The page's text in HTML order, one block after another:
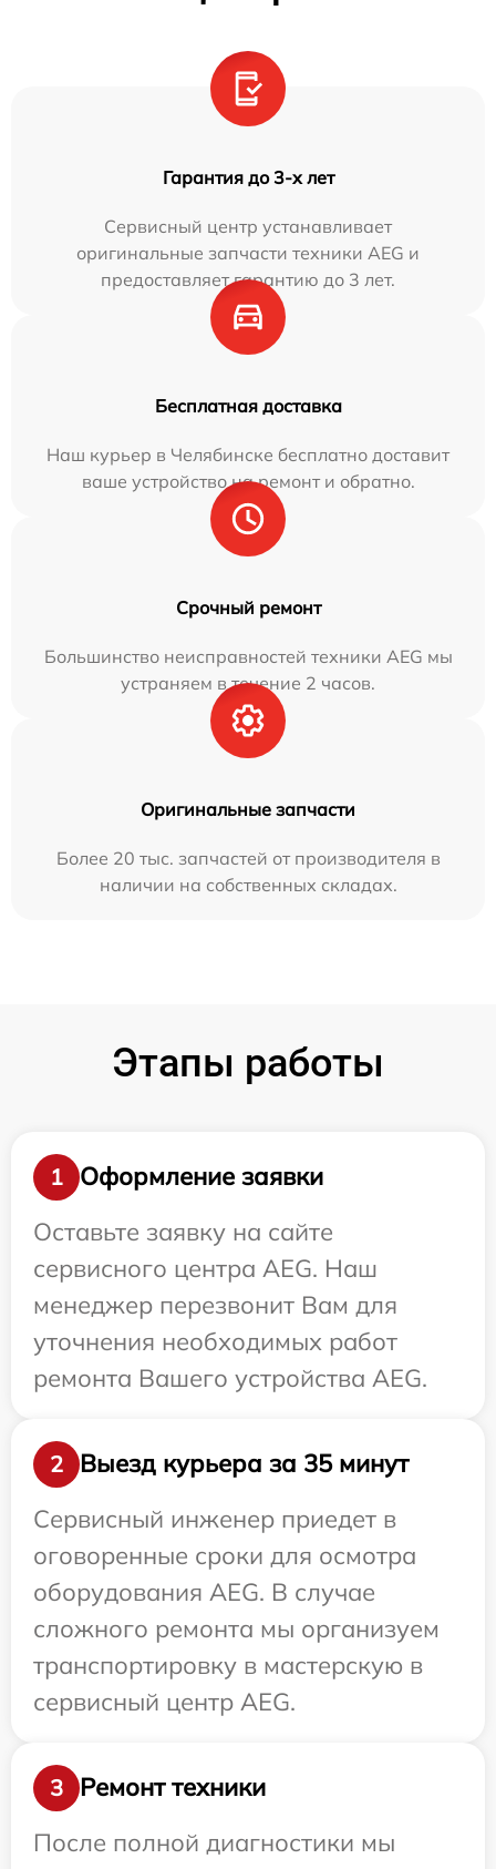
Гарантия до 3-х лет
Сервисный центр устанавливает
оригинальные запчасти техники AEG и
предоставляет гарантию до 3 лет.
Бесплатная доставка
Наш курьер в Челябинске бесплатно доставит
ваше устройство на ремонт и обратно.
Срочный ремонт
Большинство неисправностей техники AEG мы
устраняем в течение 2 часов.
Оригинальные запчасти
Более 20 тыс. запчастей от производителя в
наличии на собственных складах.
Этапы работы
1
Оформление заявки
Оставьте заявку на сайте
сервисного центра AEG. Наш
менеджер перезвонит Вам для
уточнения необходимых работ
ремонта Вашего устройства AEG.
2
Выезд курьера за 35 минут
Сервисный инженер приедет в
оговоренные сроки для осмотра
оборудования AEG. В случае
сложного ремонта мы организуем
транспортировку в мастерскую в
сервисный центр AEG.
3
Ремонт техники
После полной диагностики мы